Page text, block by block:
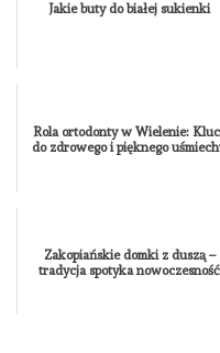
Jakie buty do białej sukienki
Rola ortodonty w Wielenie:
do zdrowego i pięknego
Zakopiańskie domki z duszą –
tradycja spotyka nowoczesność